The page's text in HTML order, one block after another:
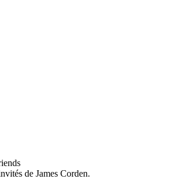
de James Corden.